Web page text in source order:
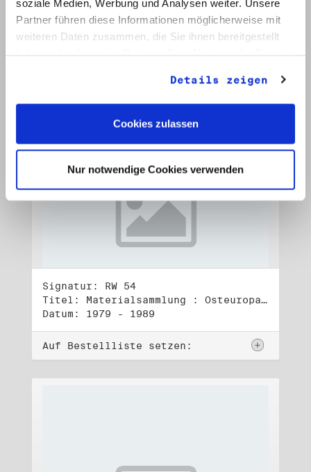
soziale Medien, Werbung und Analysen weiter. Unsere
Partner führen diese Informationen möglicherweise mit
weiteren Daten zusammen, die Sie ihnen bereitgestellt
Details zeigen
Cookies zulassen
Nur notwendige Cookies verwenden
Signatur: RW 53
Titel: Materialsammlung : Osteuropa (2)
Datum: 1982 - 1990
Signatur: RW 54
Titel: Materialsammlung : Osteuropa (3)
Datum: 1979 - 1989
Auf Bestellliste setzen: